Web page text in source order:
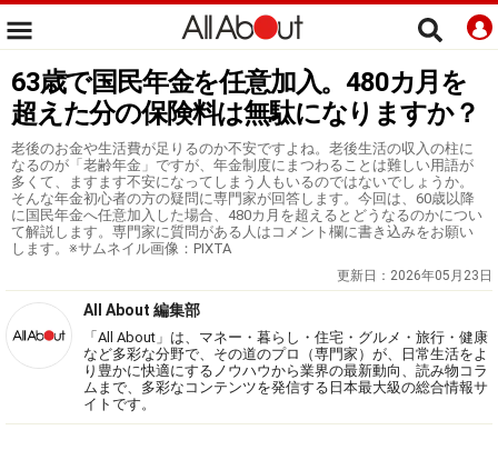
63歳で国民年金を任意加入。480カ月を
超えた分の保険料は無駄になりますか？
老後のお金や生活費が足りるのか不安ですよね。老後生活の収入の柱に
なるのが「老齢年金」ですが、年金制度にまつわることは難しい用語が
多くて、ますます不安になってしまう人もいるのではないでしょうか。
そんな年金初心者の方の疑問に専門家が回答します。今回は、60歳以降
に国民年金へ任意加入した場合、480カ月を超えるとどうなるのかについ
て解説します。専門家に質問がある人はコメント欄に書き込みをお願い
します。※サムネイル画像：PIXTA
更新日： 2026年05月23日
All About 編集部
「All About」は、マネー・暮らし・住宅・グルメ・旅行・健康
など多彩な分野で、その道のプロ（専門家）が、日常生活をよ
り豊かに快適にするノウハウから業界の最新動向、読み物コラ
ムまで、多彩なコンテンツを発信する日本最大級の総合情報サ
イトです。